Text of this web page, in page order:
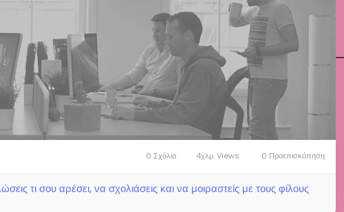
0 Σχόλια 4χλμ. Views 0 Προεπισκόπηση
τι σου αρέσει, να σχολιάσεις και να μοιραστείς με τους φίλους